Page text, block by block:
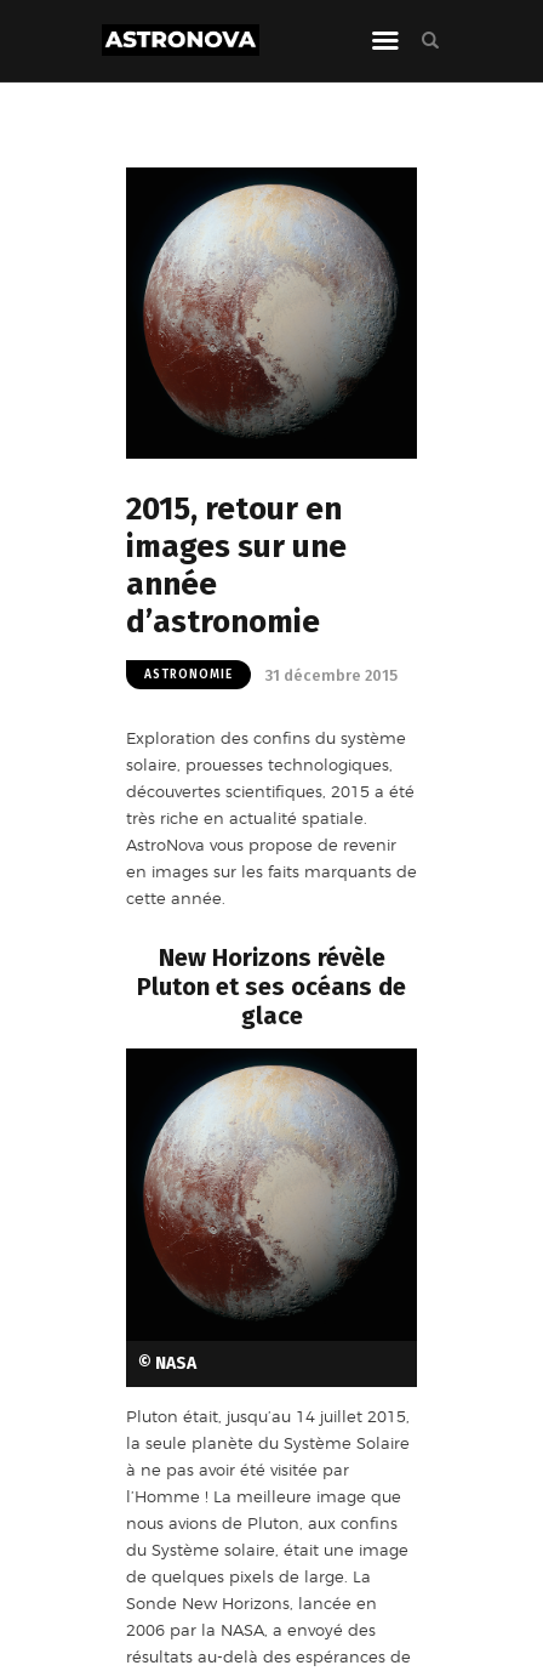
2015, retour en
images sur une
année
d’astronomie
ASTRONOMIE 31 décembre 2015
Exploration des confins du système
solaire, prouesses technologiques,
découvertes scientifiques, 2015 a été
très riche en actualité spatiale.
AstroNova vous propose de revenir
en images sur les faits marquants de
cette année.
New Horizons révèle
Pluton et ses océans de
glace
© NASA
Pluton était, jusqu’au 14 juillet 2015,
la seule planète du Système Solaire
à ne pas avoir été visitée par
l’Homme ! La meilleure image que
nous avions de Pluton, aux confins
du Système solaire, était une image
de quelques pixels de large. La
Sonde New Horizons, lancée en
2006 par la NASA, a envoyé des
résultats au-delà des espérances de